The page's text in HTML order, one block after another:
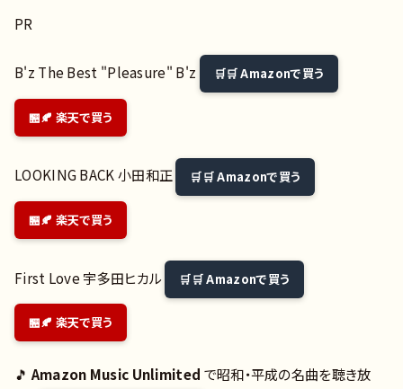
PR
B'z The Best "Pleasure" B'z 🛒 Amazonで買う
🍂 楽天で買う
LOOKING BACK 小田和正 🛒 Amazonで買う
🍂 楽天で買う
First Love 宇多田ヒカル 🛒 Amazonで買う
🍂 楽天で買う
🎵 Amazon Music Unlimited で昭和・平成の名曲を聴き放